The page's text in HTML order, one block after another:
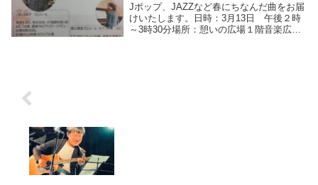
Jポップ、JAZZなど春にちなんだ曲をお届
けいたします。日時：3月13日 午後２時
～3時30分場所：憩いの広場１階音楽広場